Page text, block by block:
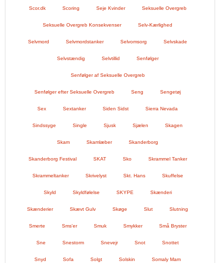
Scor.dk Scoring Seje Kvinder Seksuelle Overgreb
Seksuelle Overgreb Konsekvenser Selv-Kærlighed
Selvmord Selvmordstanker Selvomsorg Selvskade
Selvstændig Selvtillid Senfølger
Senfølger af Seksuelle Overgreb
Senfølger efter Seksuelle Overgreb Seng Sengetøj
Sex Sextanker Siden Sidst Sierra Nevada
Sindssyge Single Sjusk Sjælen Skagen
Skam Skamlæber Skanderborg
Skanderborg Festival SKAT Sko Skrammel Tanker
Skrammeltanker Skrivelyst Skt. Hans Skuffelse
Skyld Skyldfølelse SKYPE Skænderi
Skænderier Skævt Gulv Skøge Slut Slutning
Smerte Sms'er Smuk Smykker Små Bryster
Sne Snestorm Snevejr Snot Snottet
Snyd Sofa Solgt Solskin Somaly Mam